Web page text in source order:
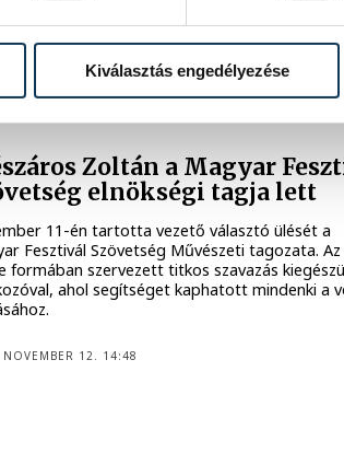
Kiválasztás engedélyezése
beszélhetünk.
DECEMBER 7. 11:13
Zoltán a Magyar
elnökségi tagja lett
11-én tartotta vezető választó ülését a
Fesztivál Szövetség Művészeti tagozata. Az
formában szervezett titkos szavazás
ahol segítséget kaphatott mindenki a
12. 14:48